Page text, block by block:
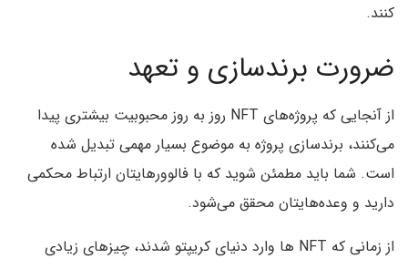
کنند.
ضرورت برندسازی و تعهد
از آنجایی که پروژه‌های NFT روز به روز محبوبیت بیشتری پیدا
می‌کنند، برندسازی پروژه به موضوع بسیار مهمی تبدیل شده
است. شما باید مطمئن شوید که با فالوورهایتان ارتباط محکمی
دارید و وعده‌هایتان محقق می‌شود.
از زمانی که NFT ها وارد دنیای کریپتو شدند، چیزهای زیادی